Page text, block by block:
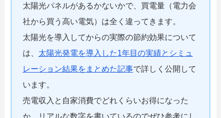
太陽光パネルがあるかないかで、買電量（電力会
社から買う高い電気）は全く違ってきます。
太陽光を導入してからの実際の節約効果について
は、 太陽光発電を導入した1年目の実績とシミュ
レーション結果をまとめた記事で詳しく公開して
います。
売電収入と自家消費でどれくらいお得になった
か、リアルな数字を書いているのでぜひ参考にし